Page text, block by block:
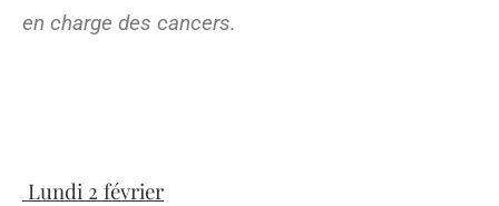
en charge des cancers.
Lundi 2 février